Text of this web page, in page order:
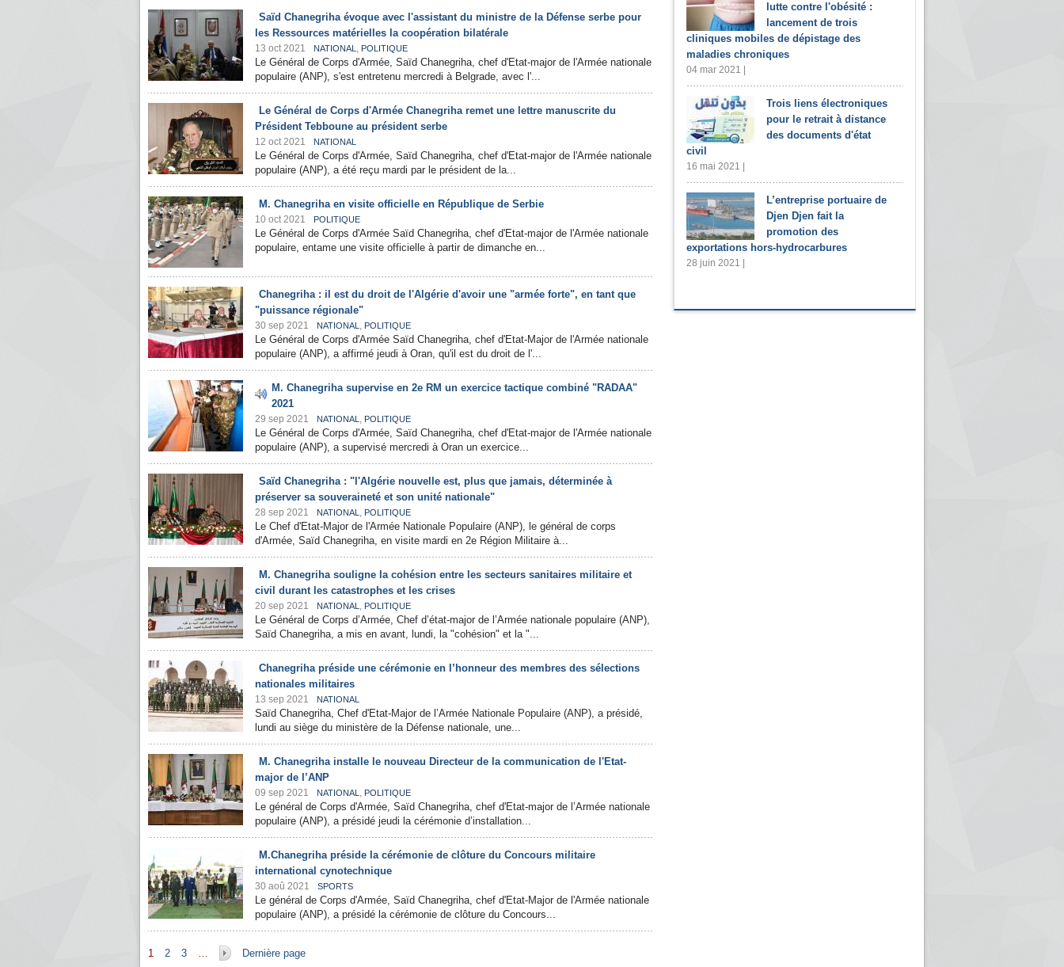
Saïd Chanegriha évoque avec l'assistant du ministre de la Défense serbe pour
les Ressources matérielles la coopération bilatérale
13 oct 2021 NATIONAL , POLITIQUE
Le Général de Corps d'Armée, Saïd Chanegriha, chef d'Etat-major de l'Armée nationale
populaire (ANP), s'est entretenu mercredi à Belgrade, avec l'...
Le Général de Corps d'Armée Chanegriha remet une lettre manuscrite du
Président Tebboune au président serbe
12 oct 2021 NATIONAL
Le Général de Corps d'Armée, Saïd Chanegriha, chef d'Etat-major de l'Armée nationale
populaire (ANP), a été reçu mardi par le président de la...
M. Chanegriha en visite officielle en République de Serbie
10 oct 2021 POLITIQUE
Le Général de Corps d'Armée Saïd Chanegriha, chef d'Etat-major de l'Armée nationale
populaire, entame une visite officielle à partir de dimanche en...
Chanegriha : il est du droit de l'Algérie d'avoir une "armée forte", en tant que
"puissance régionale"
30 sep 2021 NATIONAL , POLITIQUE
Le Général de Corps d'Armée Saïd Chanegriha, chef d'Etat-Major de l'Armée nationale
populaire (ANP), a affirmé jeudi à Oran, qu'il est du droit de l'...
M. Chanegriha supervise en 2e RM un exercice tactique combiné "RADAA"
2021
29 sep 2021 NATIONAL , POLITIQUE
Le Général de Corps d'Armée, Saïd Chanegriha, chef d'Etat-major de l'Armée nationale
populaire (ANP), a supervisé mercredi à Oran un exercice...
Saïd Chanegriha : "l'Algérie nouvelle est, plus que jamais, déterminée à
préserver sa souveraineté et son unité nationale"
28 sep 2021 NATIONAL , POLITIQUE
Le Chef d'Etat-Major de l'Armée Nationale Populaire (ANP), le général de corps
d'Armée, Saïd Chanegriha, en visite mardi en 2e Région Militaire à...
M. Chanegriha souligne la cohésion entre les secteurs sanitaires militaire et
civil durant les catastrophes et les crises
20 sep 2021 NATIONAL , POLITIQUE
Le Général de Corps d’Armée, Chef d’état-major de l’Armée nationale populaire (ANP),
Saïd Chanegriha, a mis en avant, lundi, la "cohésion" et la "...
Chanegriha préside une cérémonie en l’honneur des membres des sélections
nationales militaires
13 sep 2021 NATIONAL
Saïd Chanegriha, Chef d'Etat-Major de l’Armée Nationale Populaire (ANP), a présidé,
lundi au siège du ministère de la Défense nationale, une...
M. Chanegriha installe le nouveau Directeur de la communication de l'Etat-
major de l’ANP
09 sep 2021 NATIONAL , POLITIQUE
Le général de Corps d'Armée, Saïd Chanegriha, chef d'Etat-major de l’Armée nationale
populaire (ANP), a présidé jeudi la cérémonie d’installation...
M.Chanegriha préside la cérémonie de clôture du Concours militaire
international cynotechnique
30 aoû 2021 SPORTS
Le général de Corps d'Armée, Saïd Chanegriha, chef d'Etat-Major de l'Armée nationale
populaire (ANP), a présidé la cérémonie de clôture du Concours...
Pages
1 2 3 … Dernière page
lutte contre l'obésité :
lancement de trois
cliniques mobiles de dépistage des
maladies chroniques
04 mar 2021 |
Trois liens électroniques
pour le retrait à distance
des documents d'état
civil
16 mai 2021 |
L’entreprise portuaire de
Djen Djen fait la
promotion des
exportations hors-hydrocarbures
28 juin 2021 |